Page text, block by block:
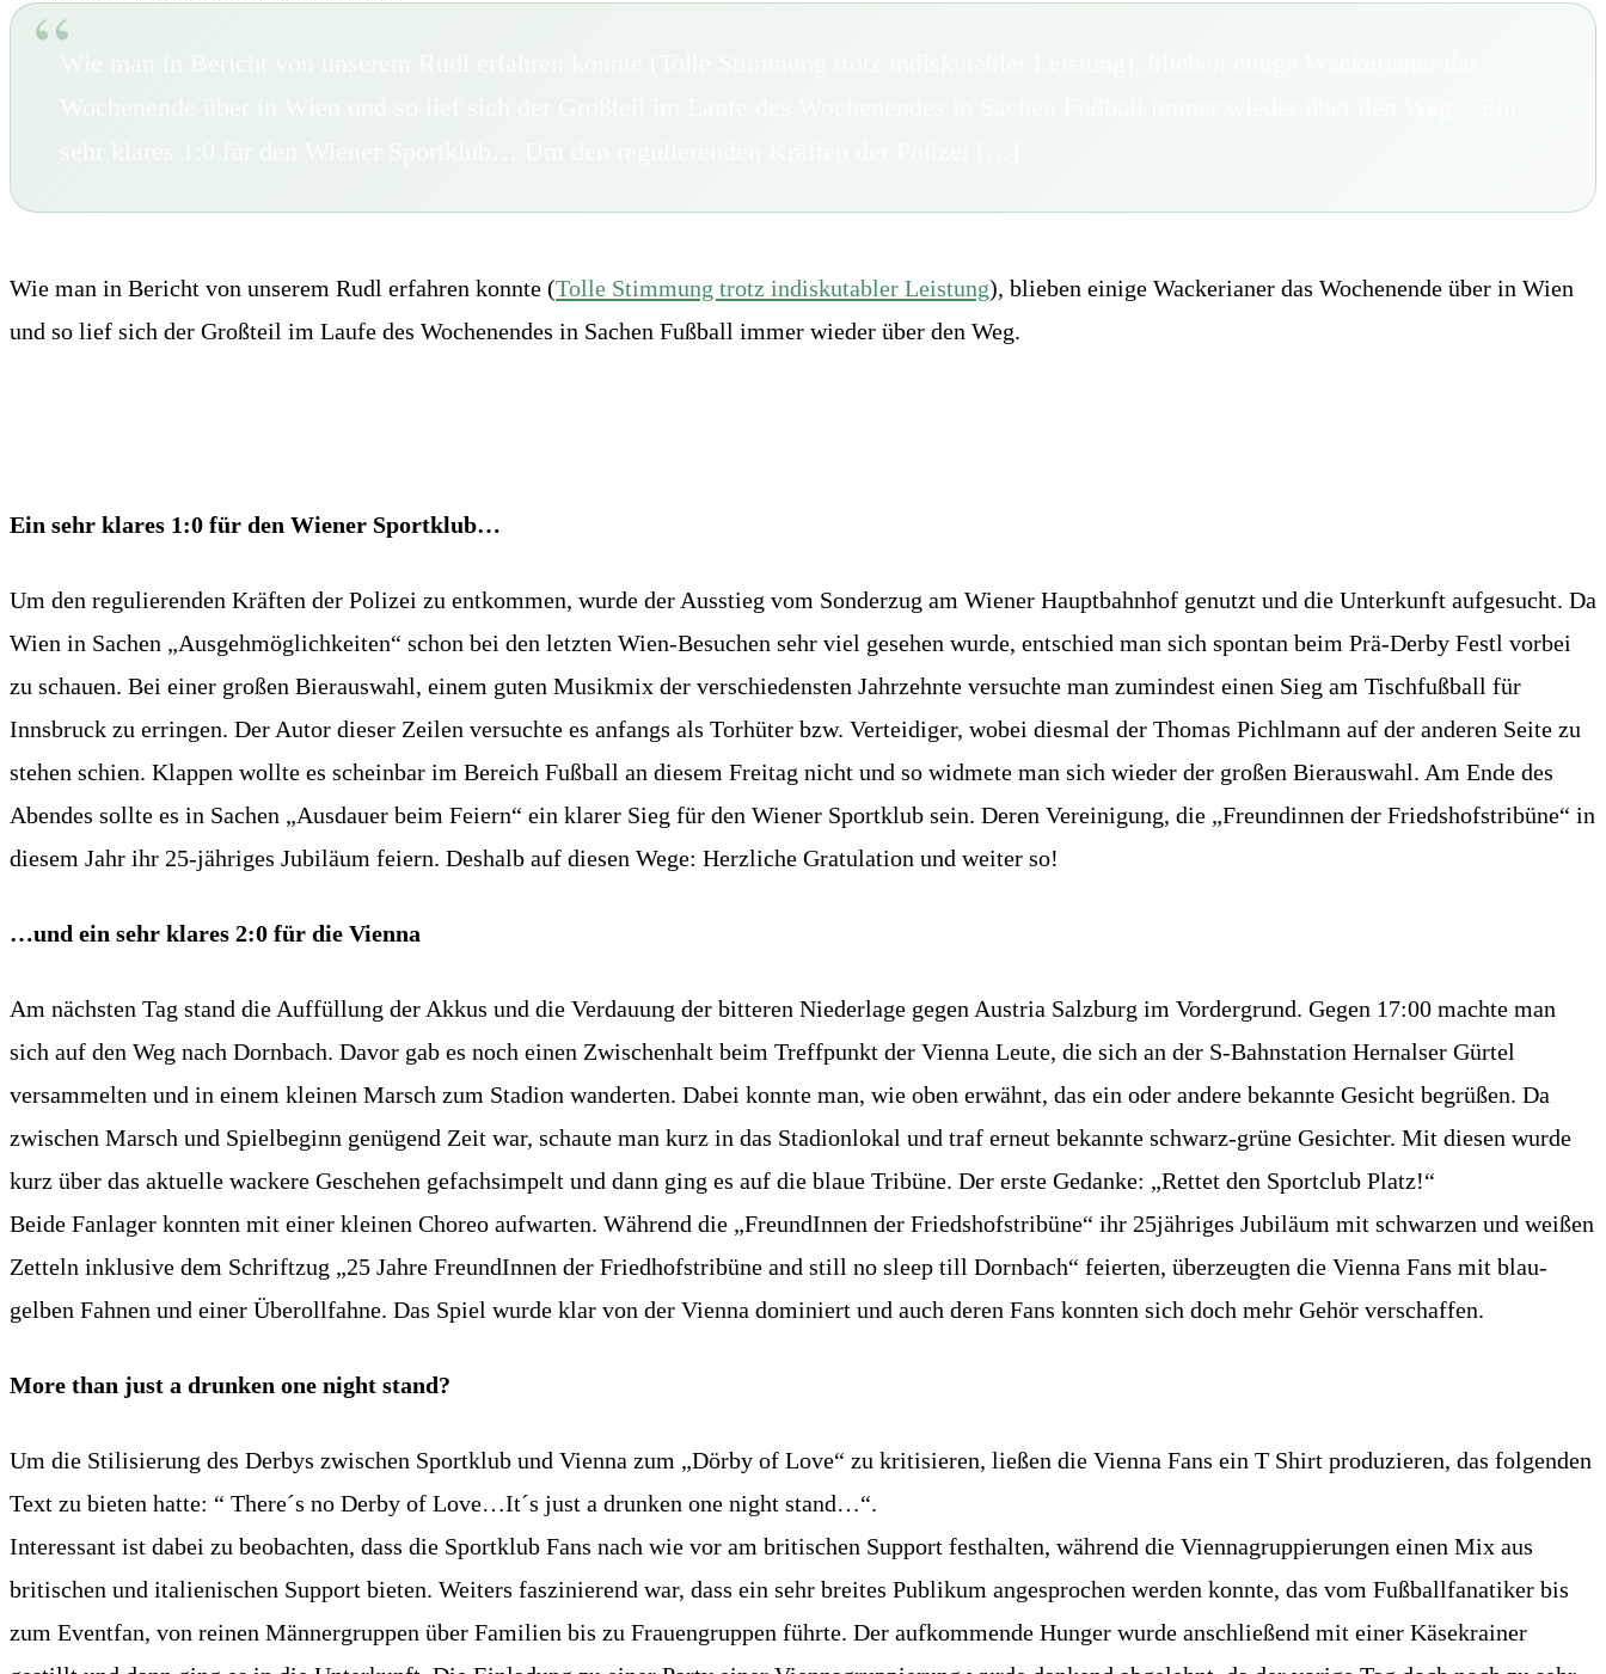
Wie man in Bericht von unserem Rudl erfahren konnte (Tolle Stimmung trotz indiskutabler Leistung), blieben einige Wackerianer das Wochenende über in Wien
und so lief sich der Großteil im Laufe des Wochenendes in Sachen Fußball immer wieder über den Weg.
Ein sehr klares 1:0 für den Wiener Sportklub…
Um den regulierenden Kräften der Polizei zu entkommen, wurde der Ausstieg vom Sonderzug am Wiener Hauptbahnhof genutzt und die Unterkunft aufgesucht. Da
Wien in Sachen „Ausgehmöglichkeiten“ schon bei den letzten Wien-Besuchen sehr viel gesehen wurde, entschied man sich spontan beim Prä-Derby Festl vorbei
zu schauen. Bei einer großen Bierauswahl, einem guten Musikmix der verschiedensten Jahrzehnte versuchte man zumindest einen Sieg am Tischfußball für
Innsbruck zu erringen. Der Autor dieser Zeilen versuchte es anfangs als Torhüter bzw. Verteidiger, wobei diesmal der Thomas Pichlmann auf der anderen Seite zu
stehen schien. Klappen wollte es scheinbar im Bereich Fußball an diesem Freitag nicht und so widmete man sich wieder der großen Bierauswahl. Am Ende des
Abendes sollte es in Sachen „Ausdauer beim Feiern“ ein klarer Sieg für den Wiener Sportklub sein. Deren Vereinigung, die „Freundinnen der Friedshofstribüne“ in
diesem Jahr ihr 25-jähriges Jubiläum feiern. Deshalb auf diesen Wege: Herzliche Gratulation und weiter so!
…und ein sehr klares 2:0 für die Vienna
Am nächsten Tag stand die Auffüllung der Akkus und die Verdauung der bitteren Niederlage gegen Austria Salzburg im Vordergrund. Gegen 17:00 machte man
sich auf den Weg nach Dornbach. Davor gab es noch einen Zwischenhalt beim Treffpunkt der Vienna Leute, die sich an der S-Bahnstation Hernalser Gürtel
versammelten und in einem kleinen Marsch zum Stadion wanderten. Dabei konnte man, wie oben erwähnt, das ein oder andere bekannte Gesicht begrüßen. Da
zwischen Marsch und Spielbeginn genügend Zeit war, schaute man kurz in das Stadionlokal und traf erneut bekannte schwarz-grüne Gesichter. Mit diesen wurde
kurz über das aktuelle wackere Geschehen gefachsimpelt und dann ging es auf die blaue Tribüne. Der erste Gedanke: „Rettet den Sportclub Platz!“
Beide Fanlager konnten mit einer kleinen Choreo aufwarten. Während die „FreundInnen der Friedshofstribüne“ ihr 25jähriges Jubiläum mit schwarzen und weißen
Zetteln inklusive dem Schriftzug „25 Jahre FreundInnen der Friedhofstribüne and still no sleep till Dornbach“ feierten, überzeugten die Vienna Fans mit blau-
gelben Fahnen und einer Überollfahne. Das Spiel wurde klar von der Vienna dominiert und auch deren Fans konnten sich doch mehr Gehör verschaffen.
More than just a drunken one night stand?
Um die Stilisierung des Derbys zwischen Sportklub und Vienna zum „Dörby of Love“ zu kritisieren, ließen die Vienna Fans ein T Shirt produzieren, das folgenden
Text zu bieten hatte: “ There´s no Derby of Love…It´s just a drunken one night stand…“.
Interessant ist dabei zu beobachten, dass die Sportklub Fans nach wie vor am britischen Support festhalten, während die Viennagruppierungen einen Mix aus
britischen und italienischen Support bieten. Weiters faszinierend war, dass ein sehr breites Publikum angesprochen werden konnte, das vom Fußballfanatiker bis
zum Eventfan, von reinen Männergruppen über Familien bis zu Frauengruppen führte. Der aufkommende Hunger wurde anschließend mit einer Käsekrainer